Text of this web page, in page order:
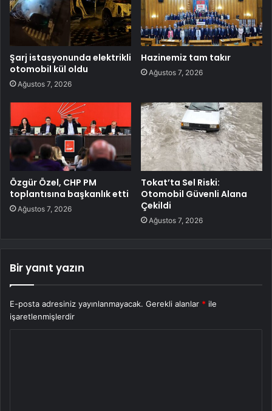
Şarj istasyonunda elektrikli
otomobil kül oldu
Ağustos 7, 2026
Hazinemiz tam takır
Ağustos 7, 2026
Özgür Özel, CHP PM
toplantısına başkanlık etti
Ağustos 7, 2026
Tokat’ta Sel Riski:
Otomobil Güvenli Alana
Çekildi
Ağustos 7, 2026
Bir yanıt yazın
E-posta adresiniz yayınlanmayacak. Gerekli alanlar * ile
işaretlenmişlerdir